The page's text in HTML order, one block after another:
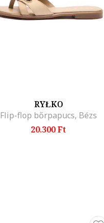
RYŁKO
Flip-flop bőrpapucs, Bézs
20.300 Ft